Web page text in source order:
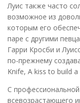
Луис также часто
возможное из
которым его
паре с другими
Гарри Кросби и
по-прежнему
Knife, A kiss to build
С
всевозрастающего